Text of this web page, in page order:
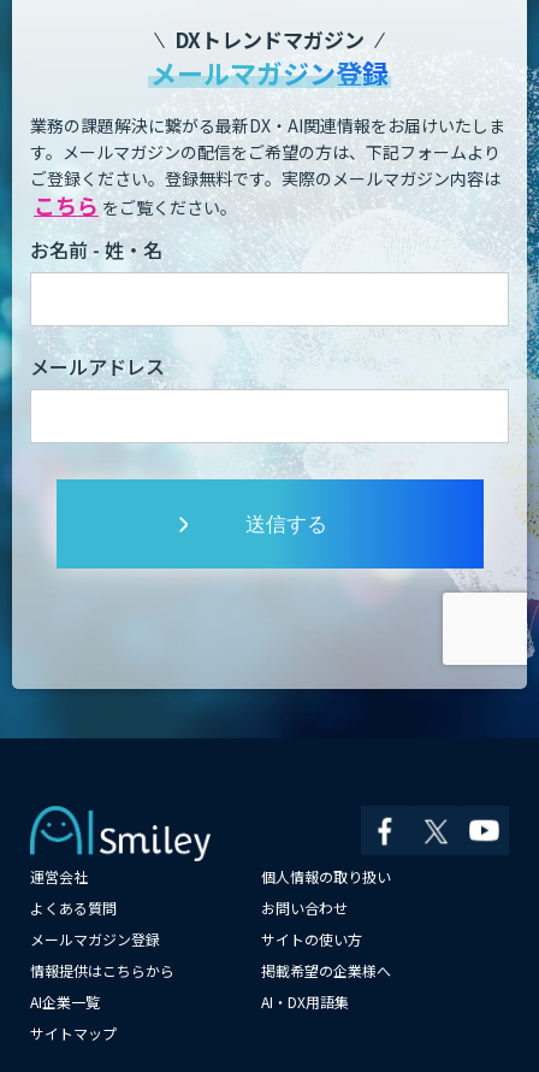
DXトレンドマガジン
メールマガジン登録
業務の課題解決に繋がる最新DX・AI関連情報をお届けいたしま
す。 メールマガジンの配信をご希望の方は、下記フォームより
ご登録ください。登録無料です。 実際のメールマガジン内容は
こちら をご覧ください。
お名前 - 姓・名
メールアドレス
送信する
運営会社
個人情報の取り扱い
よくある質問
お問い合わせ
メールマガジン登録
サイトの使い方
情報提供はこちらから
掲載希望の企業様へ
AI企業一覧
AI・DX用語集
サイトマップ